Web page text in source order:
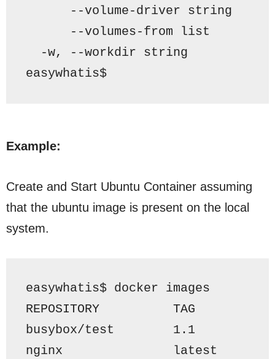
--volume-driver string
--volumes-from list
-w, --workdir string
easywhatis$
Example:
Create and Start Ubuntu Container assuming
that the ubuntu image is present on the local
system.
easywhatis$ docker images
REPOSITORY          TAG
busybox/test 1.1
nginx               latest